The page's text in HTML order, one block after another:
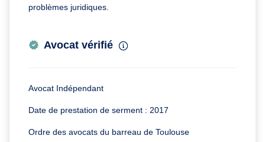
problèmes juridiques.
Avocat vérifié
Avocat Indépendant
Date de prestation de serment : 2017
Ordre des avocats du barreau de Toulouse